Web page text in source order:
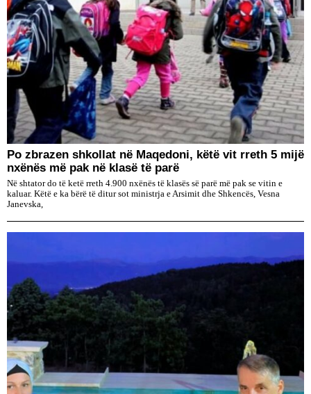
Po zbrazen shkollat në Maqedoni, këtë vit rreth 5 mijë
nxënës më pak në klasë të parë
Në shtator do të ketë rreth 4.900 nxënës të klasës së parë më pak se vitin e
kaluar. Këtë e ka bërë të ditur sot ministrja e Arsimit dhe Shkencës, Vesna
Janevska,